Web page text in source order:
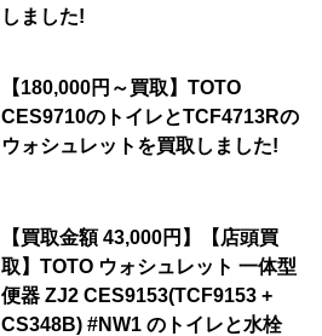
しました!
【180,000円～買取】TOTO
CES9710のトイレとTCF4713Rの
ウォシュレットを買取しました!
【買取金額 43,000円】【店頭買
取】TOTO ウォシュレット 一体型
便器 ZJ2 CES9153(TCF9153 +
CS348B) #NW1 のトイレと水栓